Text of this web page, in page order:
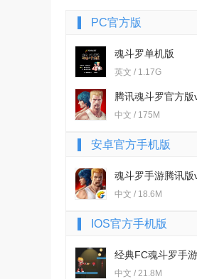
PC官方版
魂斗罗单机版
英文 / 1.17G
腾讯魂斗罗官方
中文 / 175M
安卓官方手机版
魂斗罗手游腾讯版
中文 / 18.6M
IOS官方手机版
经典FC魂斗罗手
中文 / 21.8M